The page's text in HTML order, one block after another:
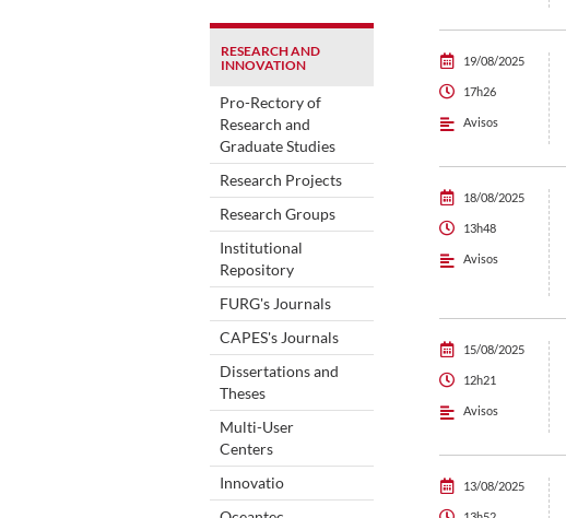
RESEARCH AND
INNOVATION
Pro-Rectory of
Research and
Graduate Studies
Research Projects
Research Groups
Institutional
Repository
FURG's Journals
CAPES's Journals
Dissertations and
Theses
Multi-User
Centers
Innovatio
19/08/2025
17h26
Avisos
18/08/2025
13h48
Avisos
15/08/2025
12h21
Avisos
13/08/2025